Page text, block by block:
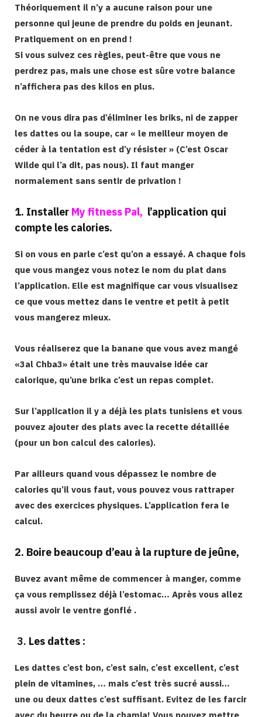
Théoriquement il n’y a aucune raison pour une
personne qui jeune de prendre du poids en jeunant.
Pratiquement on en prend !
Si vous suivez ces règles, peut-être que vous ne
perdrez pas, mais une chose est sûre votre balance
n’affichera pas des kilos en plus.
On ne vous dira pas d’éliminer les briks, ni de zapper
les dattes ou la soupe, car « le meilleur moyen de
céder à la tentation est d’y résister » (C’est Oscar
Wilde qui l’a dit, pas nous). Il faut manger
normalement sans sentir de privation !
1. Installer My fitness Pal, l’application qui
compte les calories.
Si on vous en parle c’est qu’on a essayé. A chaque fois
que vous mangez vous notez le nom du plat dans
l’application. Elle est magnifique car vous visualisez
ce que vous mettez dans le ventre et petit à petit
vous mangerez mieux.
Vous réaliserez que la banane que vous avez mangé
«3al Chba3» était une très mauvaise idée car
calorique, qu’une brika c’est un repas complet.
Sur l’application il y a déjà les plats tunisiens et vous
pouvez ajouter des plats avec la recette détaillée
(pour un bon calcul des calories).
Par ailleurs quand vous dépassez le nombre de
calories qu’il vous faut, vous pouvez vous rattraper
avec des exercices physiques. L’application fera le
calcul.
2. Boire beaucoup d’eau à la rupture de jeûne,
Buvez avant même de commencer à manger, comme
ça vous remplissez déjà l’estomac… Après vous allez
aussi avoir le ventre gonflé .
3. Les dattes :
Les dattes c’est bon, c’est sain, c’est excellent, c’est
plein de vitamines, … mais c’est très sucré aussi…
une ou deux dattes c’est suffisant. Evitez de les farcir
avec du beurre ou de la chamia! Vous pouvez mettre